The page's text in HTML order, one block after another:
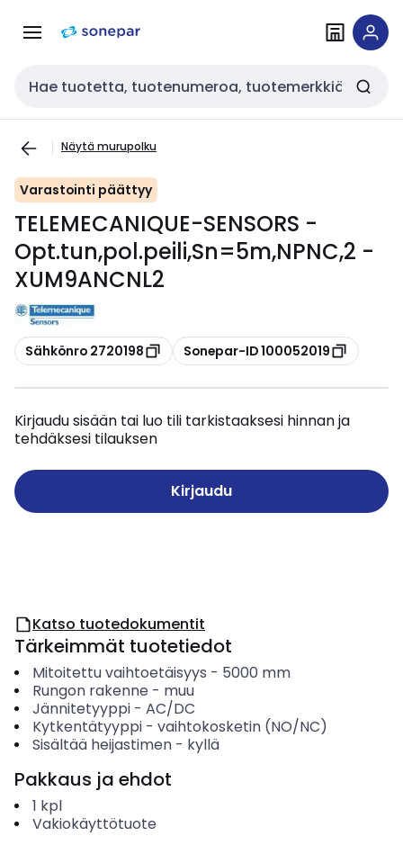
navigointiinsisältöön
Haku
Näytä murupolku
Varastointi päättyy
TELEMECANIQUE-SENSORS -
Opt.tun,pol.peili,Sn=5m,NPNC,2 -
XUM9ANCNL2
Kopioi
Sähkönro 2720198 Kopioi
Sonepar-ID 100052019
Kirjaudu sisään tai luo tili tarkistaaksesi hinnan ja
tehdäksesi tilauksen
Kirjaudu
Katso tuotedokumentit
Tärkeimmät tuotetiedot
Mitoitettu vaihtoetäisyys - 5000 mm
Rungon rakenne - muu
Jännitetyyppi- AC/DC
Kytkentätyyppi- vaihtokosketin (NO/NC)
Sisältää heijastimen- kyllä
Pakkaus ja ehdot
1 kpl
Vakiokäyttötuote